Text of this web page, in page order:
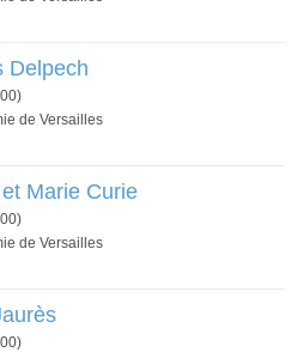
Delpech
de Versailles
Marie Curie
de Versailles